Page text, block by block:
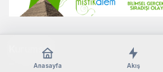
Anasayfa Akış
Kurumsal